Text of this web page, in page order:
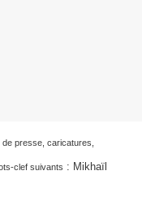
presse, caricatures,
clef suivants : Mikhaïl